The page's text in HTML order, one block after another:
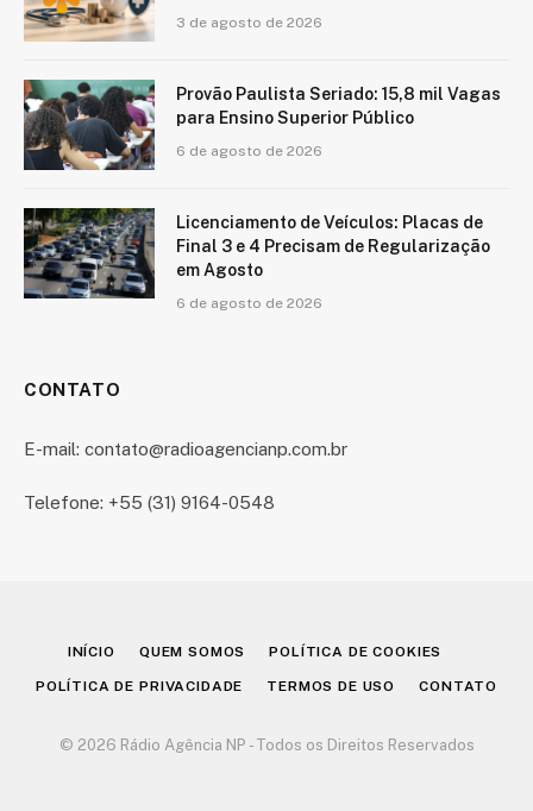
3 de agosto de 2026
Provão Paulista Seriado: 15,8 mil Vagas
para Ensino Superior Público
6 de agosto de 2026
Licenciamento de Veículos: Placas de
Final 3 e 4 Precisam de Regularização
em Agosto
6 de agosto de 2026
CONTATO
E-mail: contato@radioagencianp.com.br
Telefone: +55 (31) 9164-0548
INÍCIO QUEM SOMOS POLÍTICA DE COOKIES
POLÍTICA DE PRIVACIDADE TERMOS DE USO CONTATO
© 2026 Rádio Agência NP - Todos os Direitos Reservados